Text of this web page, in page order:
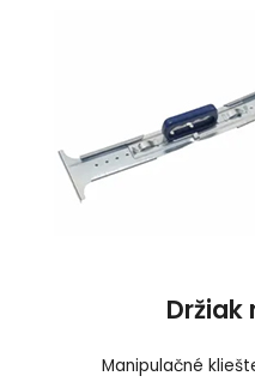
Držiak
Manipulačné